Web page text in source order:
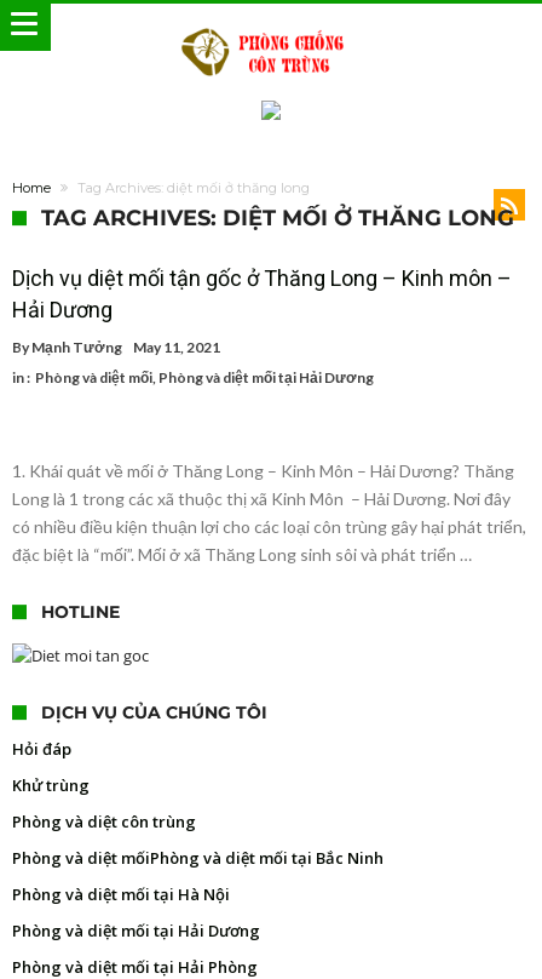
Home Tag Archives: diệt mối ở thăng long
TAG ARCHIVES: DIỆT MỐI Ở THĂNG LONG
Dịch vụ diệt mối tận gốc ở Thăng Long – Kinh môn –
Hải Dương
By Mạnh Tưởng
May 11, 2021
in : Phòng và diệt mối, Phòng và diệt mối tại Hải Dương
1. Khái quát về mối ở Thăng Long – Kinh Môn – Hải Dương? Thăng
Long là 1 trong các xã thuộc thị xã Kinh Môn – Hải Dương. Nơi đây
có nhiều điều kiện thuận lợi cho các loại côn trùng gây hại phát triển,
đặc biệt là “mối”. Mối ở xã Thăng Long sinh sôi và phát triển …
HOTLINE
DỊCH VỤ CỦA CHÚNG TÔI
Hỏi đáp
Khử trùng
Phòng và diệt côn trùng
Phòng và diệt mốiPhòng và diệt mối tại Bắc Ninh
Phòng và diệt mối tại Hà Nội
Phòng và diệt mối tại Hải Dương
Phòng và diệt mối tại Hải Phòng